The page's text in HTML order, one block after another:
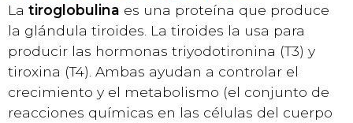
La tiroglobulina es una proteína que produce
la glándula tiroides. La tiroides la usa para
producir las hormonas triyodotironina (T3) y
tiroxina (T4). Ambas ayudan a controlar el
crecimiento y el metabolismo (el conjunto de
reacciones químicas en las células del cuerpo